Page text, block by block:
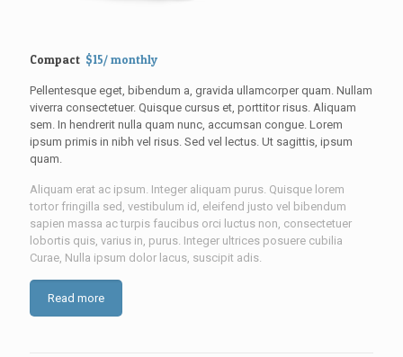
Compact $15/ monthly
Pellentesque eget, bibendum a, gravida ullamcorper quam. Nullam
viverra consectetuer. Quisque cursus et, porttitor risus. Aliquam
sem. In hendrerit nulla quam nunc, accumsan congue. Lorem
ipsum primis in nibh vel risus. Sed vel lectus. Ut sagittis, ipsum
quam.
Aliquam erat ac ipsum. Integer aliquam purus. Quisque lorem
tortor fringilla sed, vestibulum id, eleifend justo vel bibendum
sapien massa ac turpis faucibus orci luctus non, consectetuer
lobortis quis, varius in, purus. Integer ultrices posuere cubilia
Curae, Nulla ipsum dolor lacus, suscipit adis.
Read more